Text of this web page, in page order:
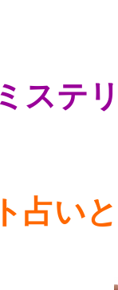
ミステ
占い